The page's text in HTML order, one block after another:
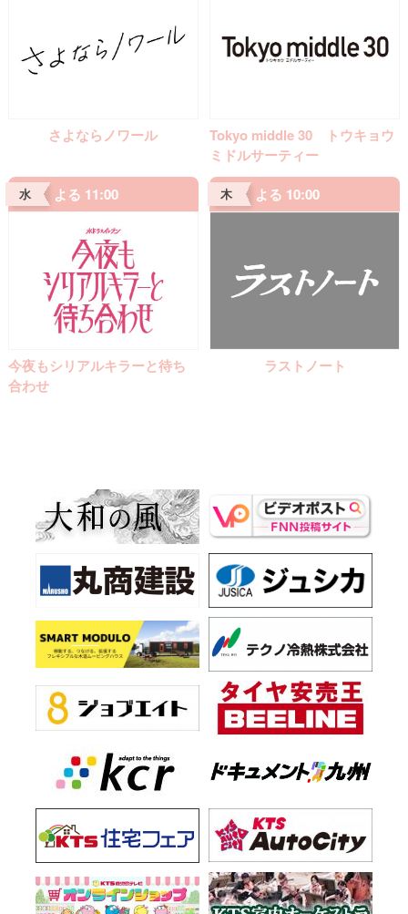
さよならノワール
Tokyo middle 30 トウキョウ
ミドルサーティー
水 よる 11:00
今夜もシリアルキラーと待ち
合わせ
木 よる 10:00
ラストノート